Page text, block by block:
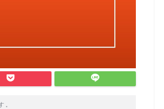
。